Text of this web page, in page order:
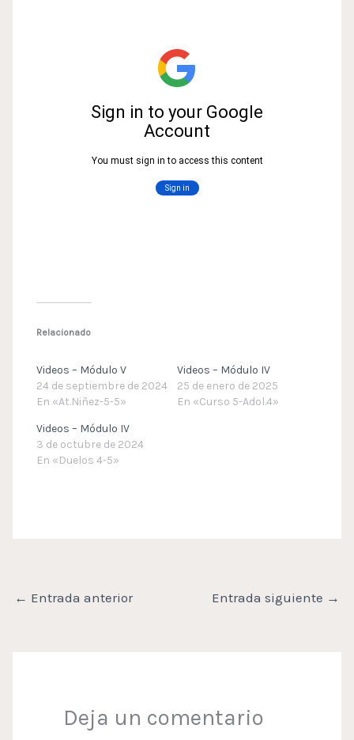
Relacionado
Videos – Módulo V
24 de septiembre de 2024
En «At.Niñez-5-5»
Videos – Módulo IV
25 de enero de 2025
En «Curso 5-Adol.4»
Videos – Módulo IV
3 de octubre de 2024
En «Duelos 4-5»
← Entrada anterior Entrada siguiente →
Deja un comentario